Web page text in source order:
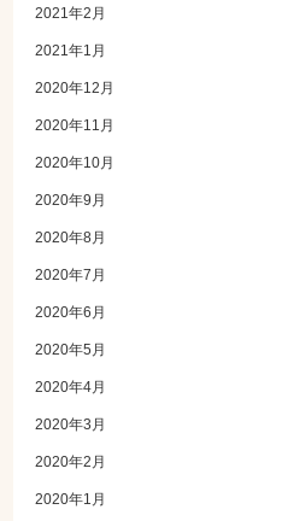
2021年2月
2021年1月
2020年12月
2020年11月
2020年10月
2020年9月
2020年8月
2020年7月
2020年6月
2020年5月
2020年4月
2020年3月
2020年2月
2020年1月